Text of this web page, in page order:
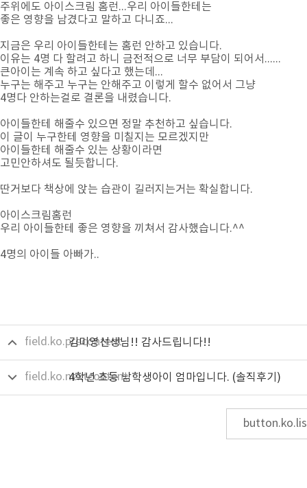
주위에도 아이스크림 홈런...우리 아이들한테는
좋은 영향을 남겼다고 말하고 다니죠...
지금은 우리 아이들한테는 홈런 안하고 있습니다.
이유는 4명 다 할려고 하니 금전적으로 너무 부담이 되어서......
큰아이는 계속 하고 싶다고 했는데...
누구는 해주고 누구는 안해주고 이렇게 할수 없어서 그냥
4명다 안하는걸로 결론을 내렸습니다.
아이들한테 해줄수 있으면 정말 추천하고 싶습니다.
이 글이 누구한테 영향을 미칠지는 모르겠지만
아이들한테 해줄수 있는 상황이라면
고민안하셔도 될듯합니다.
딴거보다 책상에 앉는 습관이 길러지는거는 확실합니다.
아이스크림홈런
우리 아이들한테 좋은 영향을 끼쳐서 감사했습니다.^^
4명의 아이들 아빠가..
field.ko.precontent
김미영선생님!! 감사드립니다!!
field.ko.nextcontent
4학년 초등 남학생아이 엄마입니다. (솔직후기)